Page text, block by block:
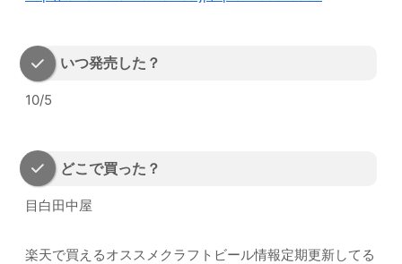
いつ発売した？
10/5
どこで買った？
目白田中屋
楽天で買えるオススメクラフトビール情報定期更新してる